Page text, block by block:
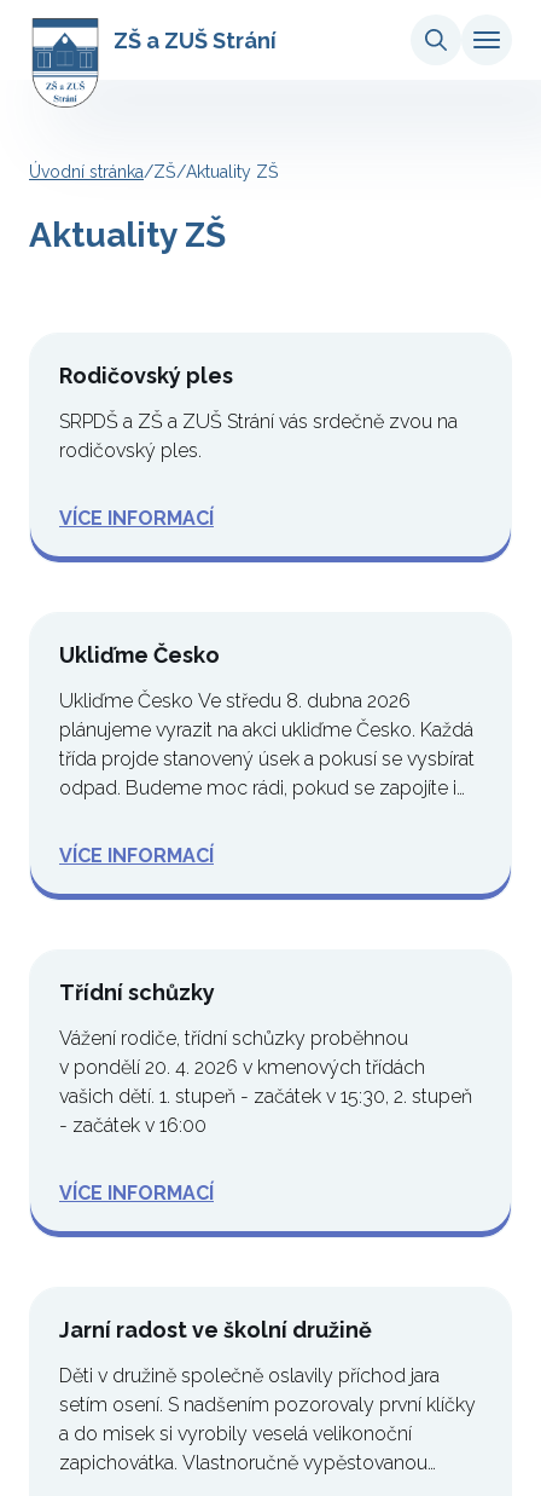
ZŠ a ZUŠ Strání
Úvodní stránka/ZŠ/Aktuality ZŠ
Aktuality ZŠ
Rodičovský ples
SRPDŠ a ZŠ a ZUŠ Strání vás srdečně zvou na
rodičovský ples.
VÍCE INFORMACÍ
Ukliďme Česko
Ukliďme Česko Ve středu 8. dubna 2026
plánujeme vyrazit na akci ukliďme Česko. Každá
třída projde stanovený úsek a pokusí se vysbírat
odpad. Budeme moc rádi, pokud se zapojíte i…
VÍCE INFORMACÍ
Třídní schůzky
Vážení rodiče, třídní schůzky proběhnou
v pondělí 20. 4. 2026 v kmenových třídách
vašich dětí. 1. stupeň - začátek v 15:30, 2. stupeň
- začátek v 16:00
VÍCE INFORMACÍ
Jarní radost ve školní družině
Děti v družině společně oslavily příchod jara
setím osení. S nadšením pozorovaly první klíčky
a do misek si vyrobily veselá velikonoční
zapichovátka. Vlastnoručně vypěstovanou…